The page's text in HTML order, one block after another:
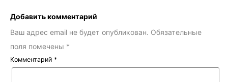
Добавить комментарий
Ваш адрес email не будет опубликован. Обязательные
поля помечены *
Комментарий *